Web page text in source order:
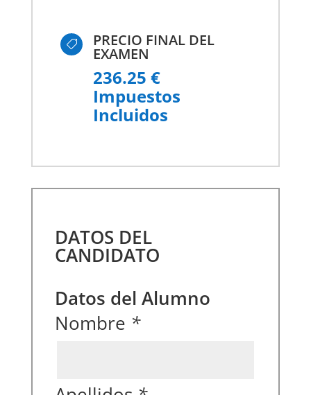
 PRECIO FINAL DEL
EXAMEN
236.25 €
Impuestos
Incluidos
DATOS DEL
CANDIDATO
Datos del Alumno
Nombre *